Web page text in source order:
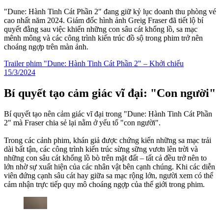
"Dune: Hành Tinh Cát Phần 2" đang giữ kỷ lục doanh thu phòng vé
cao nhất năm 2024. Giám đốc hình ảnh Greig Fraser đã tiết lộ bí
quyết đằng sau việc khiến những con sâu cát khổng lồ, sa mạc
mênh mông và các công trình kiến trúc đồ sộ trong phim trở nên
choáng ngợp trên màn ảnh.
Trailer phim "Dune: Hành Tinh Cát Phần 2" – Khởi chiếu
15/3/2024
Bí quyết tạo cảm giác vĩ đại: "Con người"
Bí quyết tạo nên cảm giác vĩ đại trong "Dune: Hành Tinh Cát Phần
2" mà Fraser chia sẻ lại nằm ở yếu tố "con người".
Trong các cảnh phim, khán giả được chứng kiến những sa mạc trải
dài bất tận, các công trình kiến trúc sừng sững vươn lên trời và
những con sâu cát khổng lồ bò trên mặt đất – tất cả đều trở nên to
lớn nhờ sự xuất hiện của các nhân vật bên cạnh chúng. Khi các diễn
viên đứng cạnh sâu cát hay giữa sa mạc rộng lớn, người xem có thể
cảm nhận trực tiếp quy mô choáng ngợp của thế giới trong phim.